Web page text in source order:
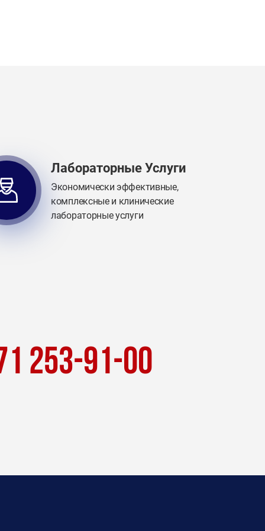
Лабораторные Услуги
Экономически эффективные,
комплексные и клинические
лабораторные услуги
253-91-00